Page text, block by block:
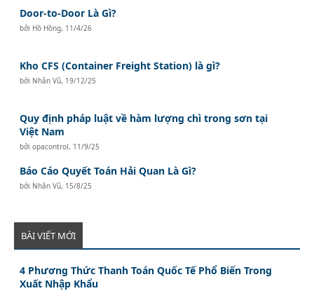
Door-to-Door Là Gì?
bởi Hồ Hồng, 11/4/26
Kho CFS (Container Freight Station) là gì?
bởi Nhân Vũ, 19/12/25
Quy định pháp luật về hàm lượng chì trong sơn tại
Việt Nam
bởiopacontrol, 11/9/25
Báo Cáo Quyết Toán Hải Quan Là Gì?
bởi Nhân Vũ, 15/8/25
BÀI VIẾT MỚI
4 Phương Thức Thanh Toán Quốc Tế Phổ Biến Trong
Xuất Nhập Khẩu